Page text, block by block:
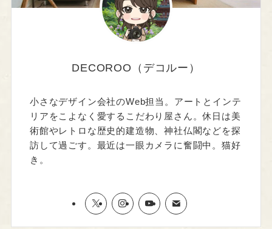
DECOROO（デコルー）
小さなデザイン会社のWeb担当。アートとインテ
リアをこよなく愛するこだわり屋さん。休日は美
術館やレトロな歴史的建造物、神社仏閣などを探
訪して過ごす。最近は一眼カメラに奮闘中。猫好
き。